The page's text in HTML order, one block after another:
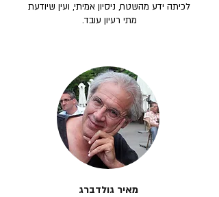
לכיתה ידע מהשטח, ניסיון אמיתי, ועין שיודעת
מתי רעיון עובד.
מאיר גולדברג